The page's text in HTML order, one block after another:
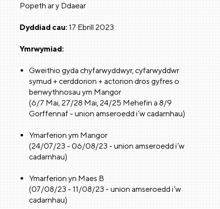
Popeth ar y Ddaear
Dyddiad cau:17 Ebrill 2023
Ymrwymiad:
Gweithio gyda chyfarwyddwyr, cyfarwyddwr
symud + cerddorion + actorion dros gyfres o
benwythnosau ym Mangor
(6/7 Mai, 27/28 Mai, 24/25 Mehefin a 8/9
Gorffennaf - union amseroedd i’w cadarnhau)
Ymarferion ym Mangor
(24/07/23 - 06/08/23 - union amseroedd i’w
cadarnhau)
Ymarferion yn Maes B
(07/08/23 - 11/08/23 - union amseroedd i’w
cadarnhau)